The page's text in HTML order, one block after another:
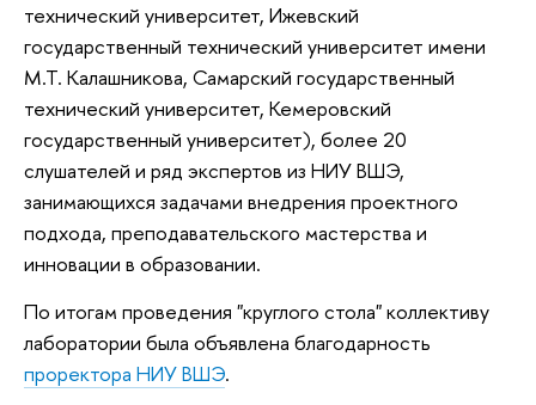
технический университет, Ижевский
государственный технический университет имени
М.Т. Калашникова, Самарский государственный
технический университет, Кемеровский
государственный университет), более 20
слушателей и ряд экспертов из НИУ ВШЭ,
занимающихся задачами внедрения проектного
подхода, преподавательского мастерства и
инновации в образовании.
По итогам проведения "круглого стола" коллективу
лаборатории была объявлена благодарность
проректора НИУ ВШЭ.